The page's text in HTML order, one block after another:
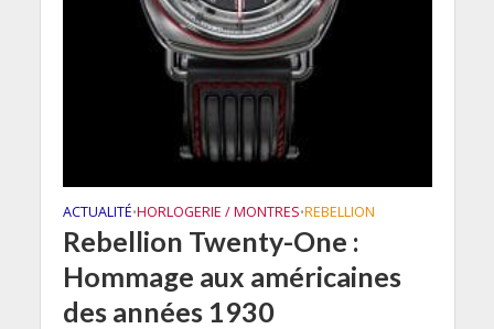
ACTUALITÉ•HORLOGERIE / MONTRES•REBELLION
Rebellion Twenty-One :
Hommage aux américaines
des années 1930